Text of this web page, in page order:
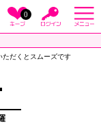
0
ただくとスムーズです